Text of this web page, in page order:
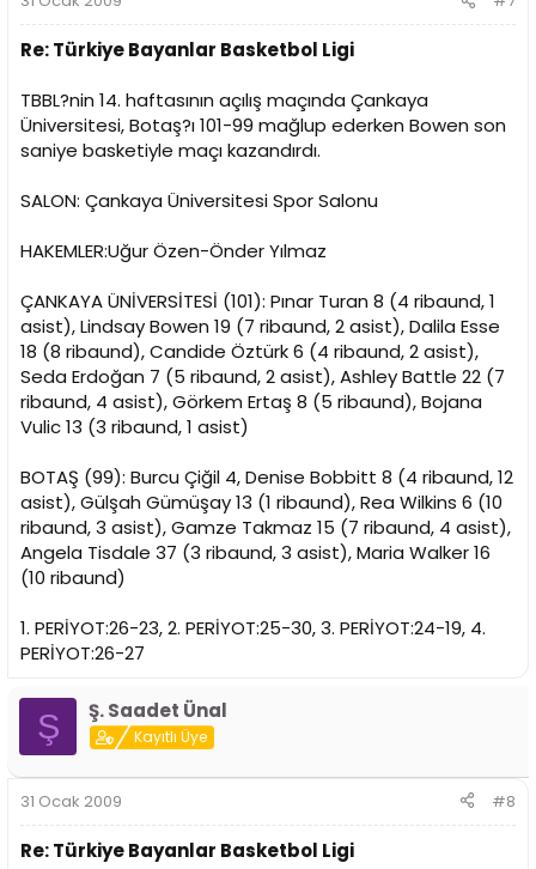
Re: Türkiye Bayanlar Basketbol Ligi
TBBL?nin 14. haftasının açılış maçında Çankaya
Üniversitesi, Botaş?ı 101-99 mağlup ederken Bowen son
saniye basketiyle maçı kazandırdı.
SALON: Çankaya Üniversitesi Spor Salonu
HAKEMLER:Uğur Özen-Önder Yılmaz
ÇANKAYA ÜNİVERSİTESİ (101): Pınar Turan 8 (4 ribaund, 1
asist), Lindsay Bowen 19 (7 ribaund, 2 asist), Dalila Esse
18 (8 ribaund), Candide Öztürk 6 (4 ribaund, 2 asist),
Seda Erdoğan 7 (5 ribaund, 2 asist), Ashley Battle 22 (7
ribaund, 4 asist), Görkem Ertaş 8 (5 ribaund), Bojana
Vulic 13 (3 ribaund, 1 asist)
BOTAŞ (99): Burcu Çiğil 4, Denise Bobbitt 8 (4 ribaund, 12
asist), Gülşah Gümüşay 13 (1 ribaund), Rea Wilkins 6 (10
ribaund, 3 asist), Gamze Takmaz 15 (7 ribaund, 4 asist),
Angela Tisdale 37 (3 ribaund, 3 asist), Maria Walker 16
(10 ribaund)
1. PERİYOT:26-23, 2. PERİYOT:25-30, 3. PERİYOT:24-19, 4.
PERİYOT:26-27
Ş Ş. Saadet Ünal
Kayıtlı Üye
31 Ocak 2009 #8
Re: Türkiye Bayanlar Basketbol Ligi